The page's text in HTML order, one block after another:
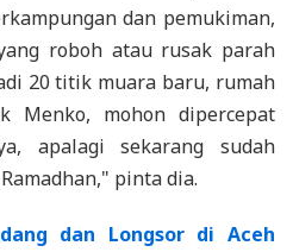
dan pemukiman,
roboh atau rusak parah
20 titik muara baru, rumah
Menko, mohon dipercepat
apalagi sekarang sudah
pinta dia.
dan Longsor di Aceh